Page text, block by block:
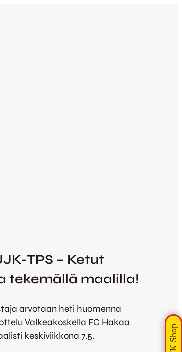
TPS – Ketut
tekemällä maalilla!
arvotaan heti huomenna
Valkeakoskella FC Hakaa
keskiviikkona 7.5.